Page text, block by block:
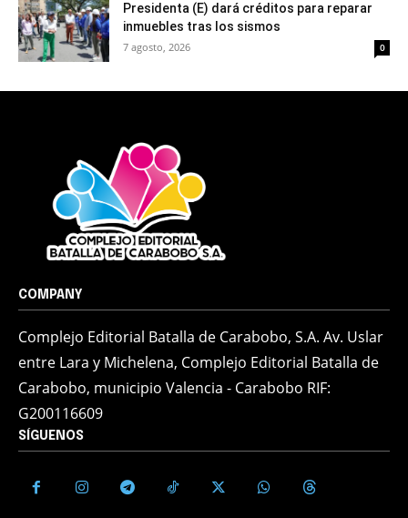
Presidenta (E) dará créditos para reparar
inmuebles tras los sismos
7 agosto, 2026 0
COMPANY
Complejo Editorial Batalla de Carabobo, S.A. Av. Uslar
entre Lara y Michelena, Complejo Editorial Batalla de
Carabobo, municipio Valencia - Carabobo RIF:
G200116609
SÍGUENOS